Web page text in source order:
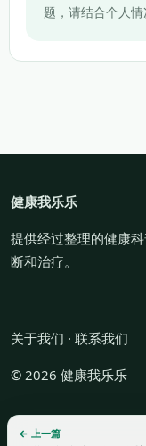
题，请结合个人情
← 上一篇
健康我乐乐
提供经过整理的健康
断和治疗。
关于我们 · 联系我们
© 2026 健康我乐乐